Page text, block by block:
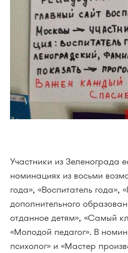
Участники из Зеленограда
номинациях из восьми
года», «Воспитатель года»,
дополнительного
отданное детям», «Самый
«Молодой педагог». В
психолог» и «Мастер